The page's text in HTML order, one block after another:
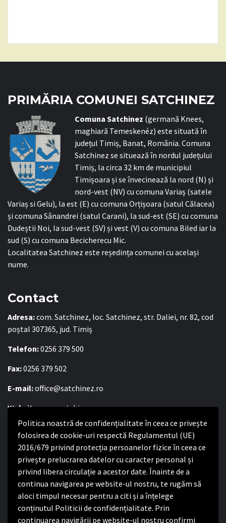
Politica noastră de confidențialitate în ceea ce privește
folosirea de cookie-uri respectă Regulamentul (UE)
2016/679 privind protecția persoanelor fizice în ceea ce
privește prelucrarea datelor cu caracter personal și
privind libera circulație a acestor date. Înainte de a
continua navigarea pe website-ul nostru, te rugăm să
aloci timpul necesar pentru a citi și a înțelege
conținutul Politicii de confidențialitate. Prin
continuarea navigării pe website-ul nostru confirmi
PRIMĂRIA COMUNEI SATCHINEZ
Comuna Satchinez (germană Knees,
maghiară Temeskenéz) este situată în
județul Timiș, Banat, România. Comuna
Satchinez se situează în nordul județului
Timiș, la circa 32 km de municipiul
Timișoara și se învecinează la nord (N) și
nord-vest (NV) cu comuna Variaș (satele
Variaș si Gelu), la est (E) cu comuna Orțișoara (satul Călacea)
și comuna Sânandrei (satul Carani), la sud-est (SE) cu comuna
Dudeștii Noi, la sud-vest (SV) și vest (V) cu comuna Biled iar la
sud (S) cu comuna Becicherecu Mic.
Localitatea Satchinez este reședința comunei cu același
nume.
Contact
Adresa:com. Satchinez, loc. Satchinez, str. Daliei, nr. 82, cod
poștal 307365, jud. Timiș
Telefon:0256 379 500
Fax:0256 379 502
E-mail:office@satchinez.ro
Website:www.satchinez.ro
Program cu publicul:
Luni – Joi:8:00-16:30
Vineri:8:00 – 14:00
Politica de confidențialitate
Politica de confidențialitate